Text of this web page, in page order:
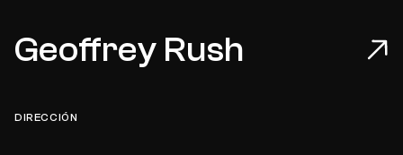
Geoffrey Rush
DIRECCIÓN